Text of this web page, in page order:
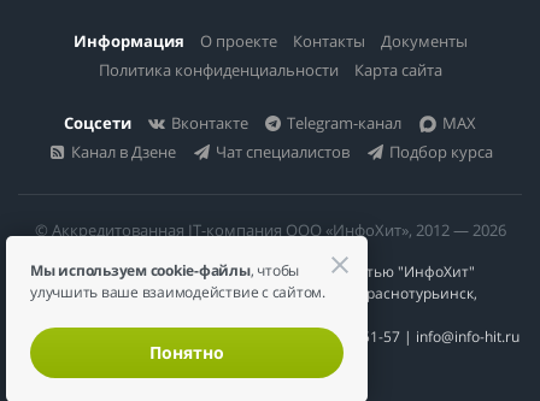
Информация О проекте Контакты
Документы
Политика конфиденциальности
Карта сайта
Соцсети Вконтакте Telegram-канал
MAX
Канал в Дзене
Чат специалистов Подбор курса
© Аккредитованная IT-компания ООО «ИнфоХит», 2012 — 2026
Общество с ограниченной ответственностью "ИнфоХит"
624446, Россия, Свердловская область, г. Краснотурьинск,
ИНН 6617023200 | КПП 661701001 | +7 984 888-51-57 | info@info-hit.ru
Мы используем cookie-файлы, чтобы
улучшить ваше взаимодействие с сайтом.
Понятно